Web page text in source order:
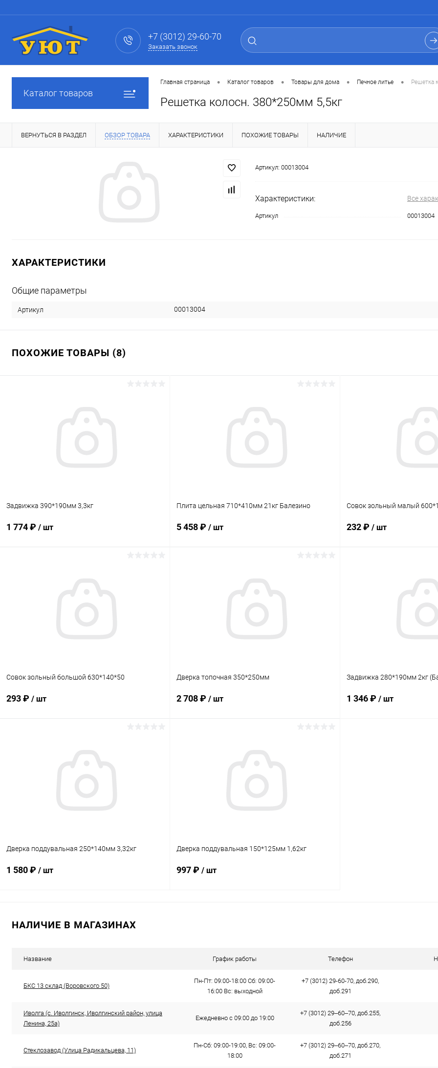
+7 (3012) 29-60-70
Заказать звонок
Каталог товаров
Главная страница • Каталог товаров • Товары для дома • Печное литье • Решетка
Решетка колосн. 380*250мм 5,5кг
ВЕРНУТЬСЯ В РАЗДЕЛ ОБЗОР ТОВАРА ХАРАКТЕРИСТИКИ ПОХОЖИЕ ТОВАРЫ НАЛИЧИЕ
Артикул: 00013004
Характеристики: Все
Артикул 00013004
ХАРАКТЕРИСТИКИ
Общие параметры
Артикул 00013004
ПОХОЖИЕ ТОВАРЫ (8)
Задвижка 390*190мм 3,3кг
1 774 ₽ / шт
Плита цельная 710*410мм 21кг Балезино
5 458 ₽ / шт
Совок зольный малый
232 ₽ / шт
Совок зольный большой 630*140*50
293 ₽ / шт
Дверка топочная 350*250мм
2 708 ₽ / шт
Задвижка 280*190мм 2кг
1 346 ₽ / шт
Дверка поддувальная 250*140мм 3,32кг
1 580 ₽ / шт
Дверка поддувальная 150*125мм 1,62кг
997 ₽ / шт
НАЛИЧИЕ В МАГАЗИНАХ
Название График работы Телефон
БКС 13 склад (Воровского 50)
Пн-Пт: 09:00-18:00 Сб: 09:00-
16:00 Вс: выходной
+7 (3012) 29-60-70, доб.290,
доб.291
Иволга (с. Иволгинск, Иволгинский район, улица
Ленина, 25а​)
Ежедневно с 09:00 до 19:00
+7 (3012) 29‒60‒70, доб.255,
доб.256
Стеклозавод (​Улица Радикальцева, 11)
Пн-Сб: 09:00-19:00, Вс: 09:00-
18:00
+7 (3012) 29‒60‒70, доб.270,
доб.271